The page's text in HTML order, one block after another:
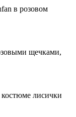
в розовом
щечками,
лисички